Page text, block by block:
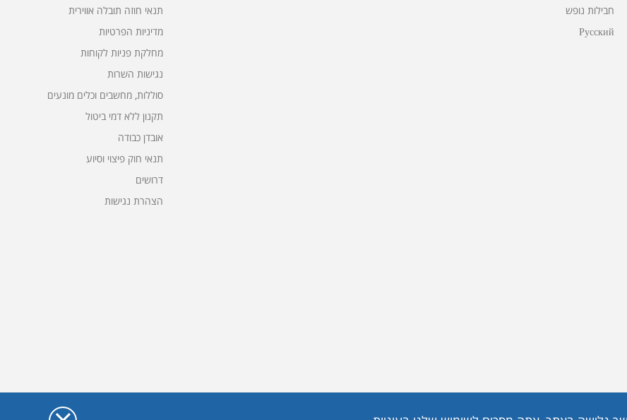
חבילות נופש
Русский
תנאי חוזה תובלה אווירית
מדיניות הפרטיות
מחלקת פניות לקוחות
נגישות השרות
סוללות, מחשבים וכלים מונעים
תקנון ללא דמי ביטול
אובדן כבודה
תנאי חוק פיצוי וסיוע
דרושים
הצהרת נגישות